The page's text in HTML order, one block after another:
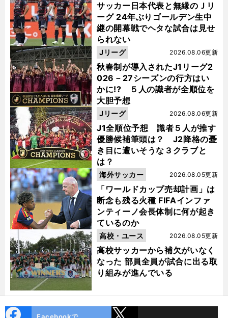
サッカー日本代表と無縁のＪリ
ーグ 24年ぶりゴールデン生中
継の開幕戦でヘタな試合は見せ
られない
秋春制が導入されたJ1リーグ2
026－27シーズンの行方はい
かに!? ５人の識者が全順位を
大胆予想
2026.08.06更新
Jリーグ
J1全順位予想 識者５人が推す
優勝候補筆頭は？ J2降格の憂
き目に遭いそうな３クラブと
は？
2026.08.06更新
Jリーグ
「ワールドカップ売却計画」は
断念も残る火種 FIFAインファ
ンティーノ会長体制に何が起き
ているのか
2026.08.05更新
海外サッカー
高校サッカーから補欠がいなく
なった 部員全員が試合に出る取
り組みが進んでいる
2026.08.05更新
高校・ユース